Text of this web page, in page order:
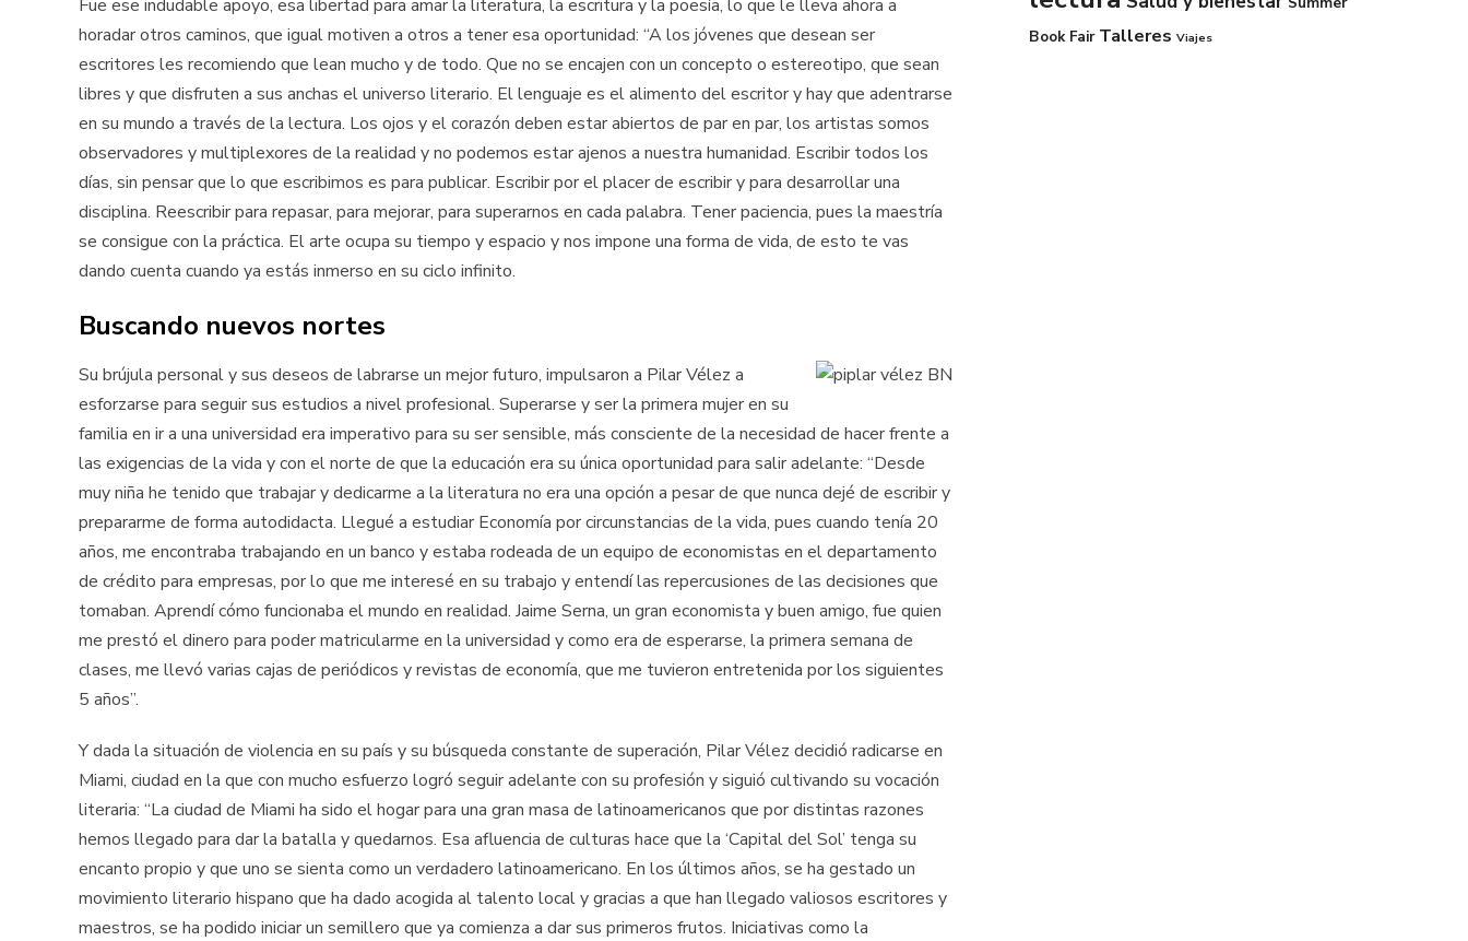
Fue ese indudable apoyo, esa libertad para amar la literatura, la escritura y la poesía, lo que le lleva ahora a
horadar otros caminos, que igual motiven a otros a tener esa oportunidad: “A los jóvenes que desean ser
escritores les recomiendo que lean mucho y de todo. Que no se encajen con un concepto o estereotipo, que sean
libres y que disfruten a sus anchas el universo literario. El lenguaje es el alimento del escritor y hay que adentrarse
en su mundo a través de la lectura. Los ojos y el corazón deben estar abiertos de par en par, los artistas somos
observadores y multiplexores de la realidad y no podemos estar ajenos a nuestra humanidad. Escribir todos los
días, sin pensar que lo que escribimos es para publicar. Escribir por el placer de escribir y para desarrollar una
disciplina. Reescribir para repasar, para mejorar, para superarnos en cada palabra. Tener paciencia, pues la maestría
se consigue con la práctica. El arte ocupa su tiempo y espacio y nos impone una forma de vida, de esto te vas
dando cuenta cuando ya estás inmerso en su ciclo infinito.
Buscando nuevos nortes
Su brújula personal y sus deseos de labrarse un mejor futuro, impulsaron a Pilar Vélez a
esforzarse para seguir sus estudios a nivel profesional. Superarse y ser la primera mujer en su
familia en ir a una universidad era imperativo para su ser sensible, más consciente de la necesidad de hacer frente a
las exigencias de la vida y con el norte de que la educación era su única oportunidad para salir adelante: “Desde
muy niña he tenido que trabajar y dedicarme a la literatura no era una opción a pesar de que nunca dejé de escribir y
prepararme de forma autodidacta. Llegué a estudiar Economía por circunstancias de la vida, pues cuando tenía 20
años, me encontraba trabajando en un banco y estaba rodeada de un equipo de economistas en el departamento
de crédito para empresas, por lo que me interesé en su trabajo y entendí las repercusiones de las decisiones que
tomaban. Aprendí cómo funcionaba el mundo en realidad. Jaime Serna, un gran economista y buen amigo, fue quien
me prestó el dinero para poder matricularme en la universidad y como era de esperarse, la primera semana de
clases, me llevó varias cajas de periódicos y revistas de economía, que me tuvieron entretenida por los siguientes
5 años”.
Y dada la situación de violencia en su país y su búsqueda constante de superación, Pilar Vélez decidió radicarse en
Miami, ciudad en la que con mucho esfuerzo logró seguir adelante con su profesión y siguió cultivando su vocación
literaria: “La ciudad de Miami ha sido el hogar para una gran masa de latinoamericanos que por distintas razones
hemos llegado para dar la batalla y quedarnos. Esa afluencia de culturas hace que la ‘Capital del Sol’ tenga su
encanto propio y que uno se sienta como un verdadero latinoamericano. En los últimos años, se ha gestado un
movimiento literario hispano que ha dado acogida al talento local y gracias a que han llegado valiosos escritores y
maestros, se ha podido iniciar un semillero que ya comienza a dar sus primeros frutos. Iniciativas como la
Book Fair Talleres Viajes